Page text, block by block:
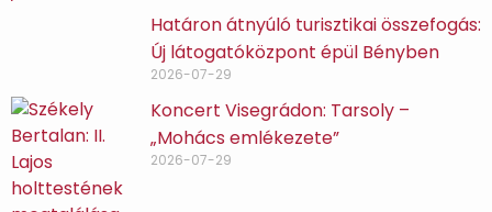
Határon átnyúló turisztikai összefogás:
Új látogatóközpont épül Bényben
2026-07-29
Koncert Visegrádon: Tarsoly –
„Mohács emlékezete”
2026-07-29